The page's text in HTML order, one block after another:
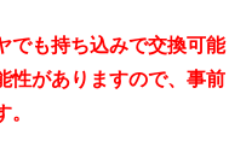
でも持ち込みで交換可能
性がありますので、事前